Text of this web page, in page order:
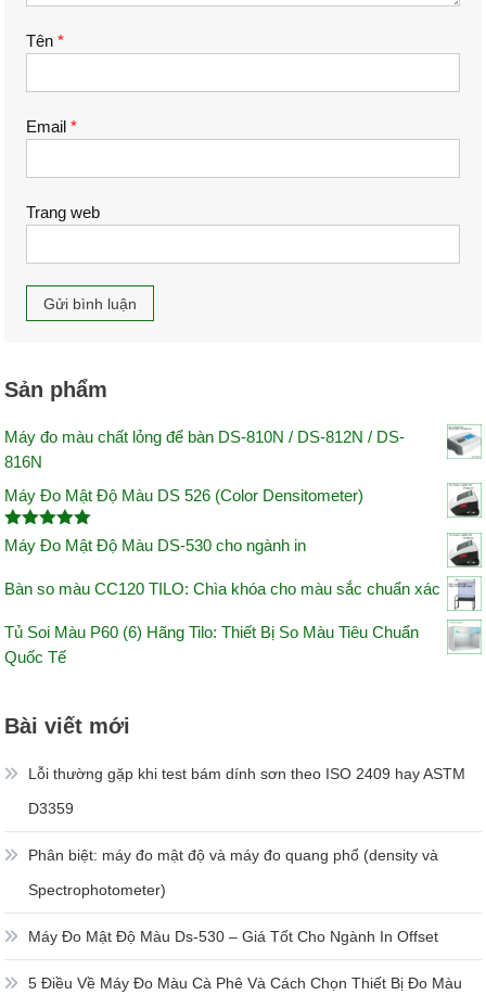
Tên*
Email*
Trang web
Sản phẩm
Máy đo màu chất lỏng để bàn DS-810N / DS-812N / DS-
816N
Máy Đo Mật Độ Màu DS 526 (Color Densitometer)
Được xếp
hạng
Máy Đo Mật Độ Màu DS-530 cho ngành in
Bàn so màu CC120 TILO: Chìa khóa cho màu sắc chuẩn xác
Tủ Soi Màu P60 (6) Hãng Tilo: Thiết Bị So Màu Tiêu Chuẩn
Quốc Tế
Bài viết mới
Lỗi thường gặp khi test bám dính sơn theo ISO 2409 hay ASTM
D3359
Phân biệt: máy đo mật độ và máy đo quang phổ (density và
Spectrophotometer)
Máy Đo Mật Độ Màu Ds-530 – Giá Tốt Cho Ngành In Offset
5 Điều Về Máy Đo Màu Cà Phê Và Cách Chọn Thiết Bị Đo Màu